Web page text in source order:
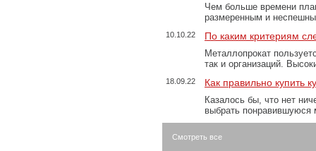
Чем больше времени
размеренным и
10.10.22 По каким критериям
Металлопрокат
так и организаций.
18.09.22 Как правильно купить
Казалось бы, что нет
выбрать
Смотреть все